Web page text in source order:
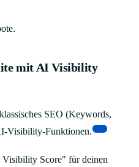
mit AI Visibility
SEO (Keywords,
Visibility-Funktionen.
Visibility Score" für deinen